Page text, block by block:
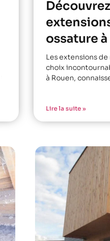
ossature à
Les extensions de
choix
à Rouen,
Lire la suite »